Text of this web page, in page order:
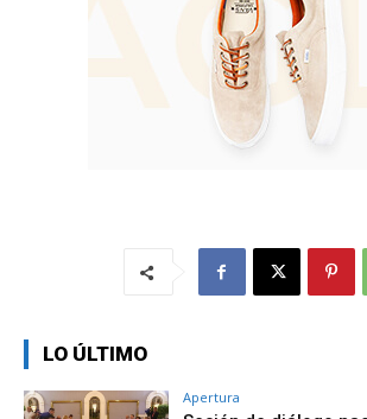
LO ÚLTIMO
Apertura